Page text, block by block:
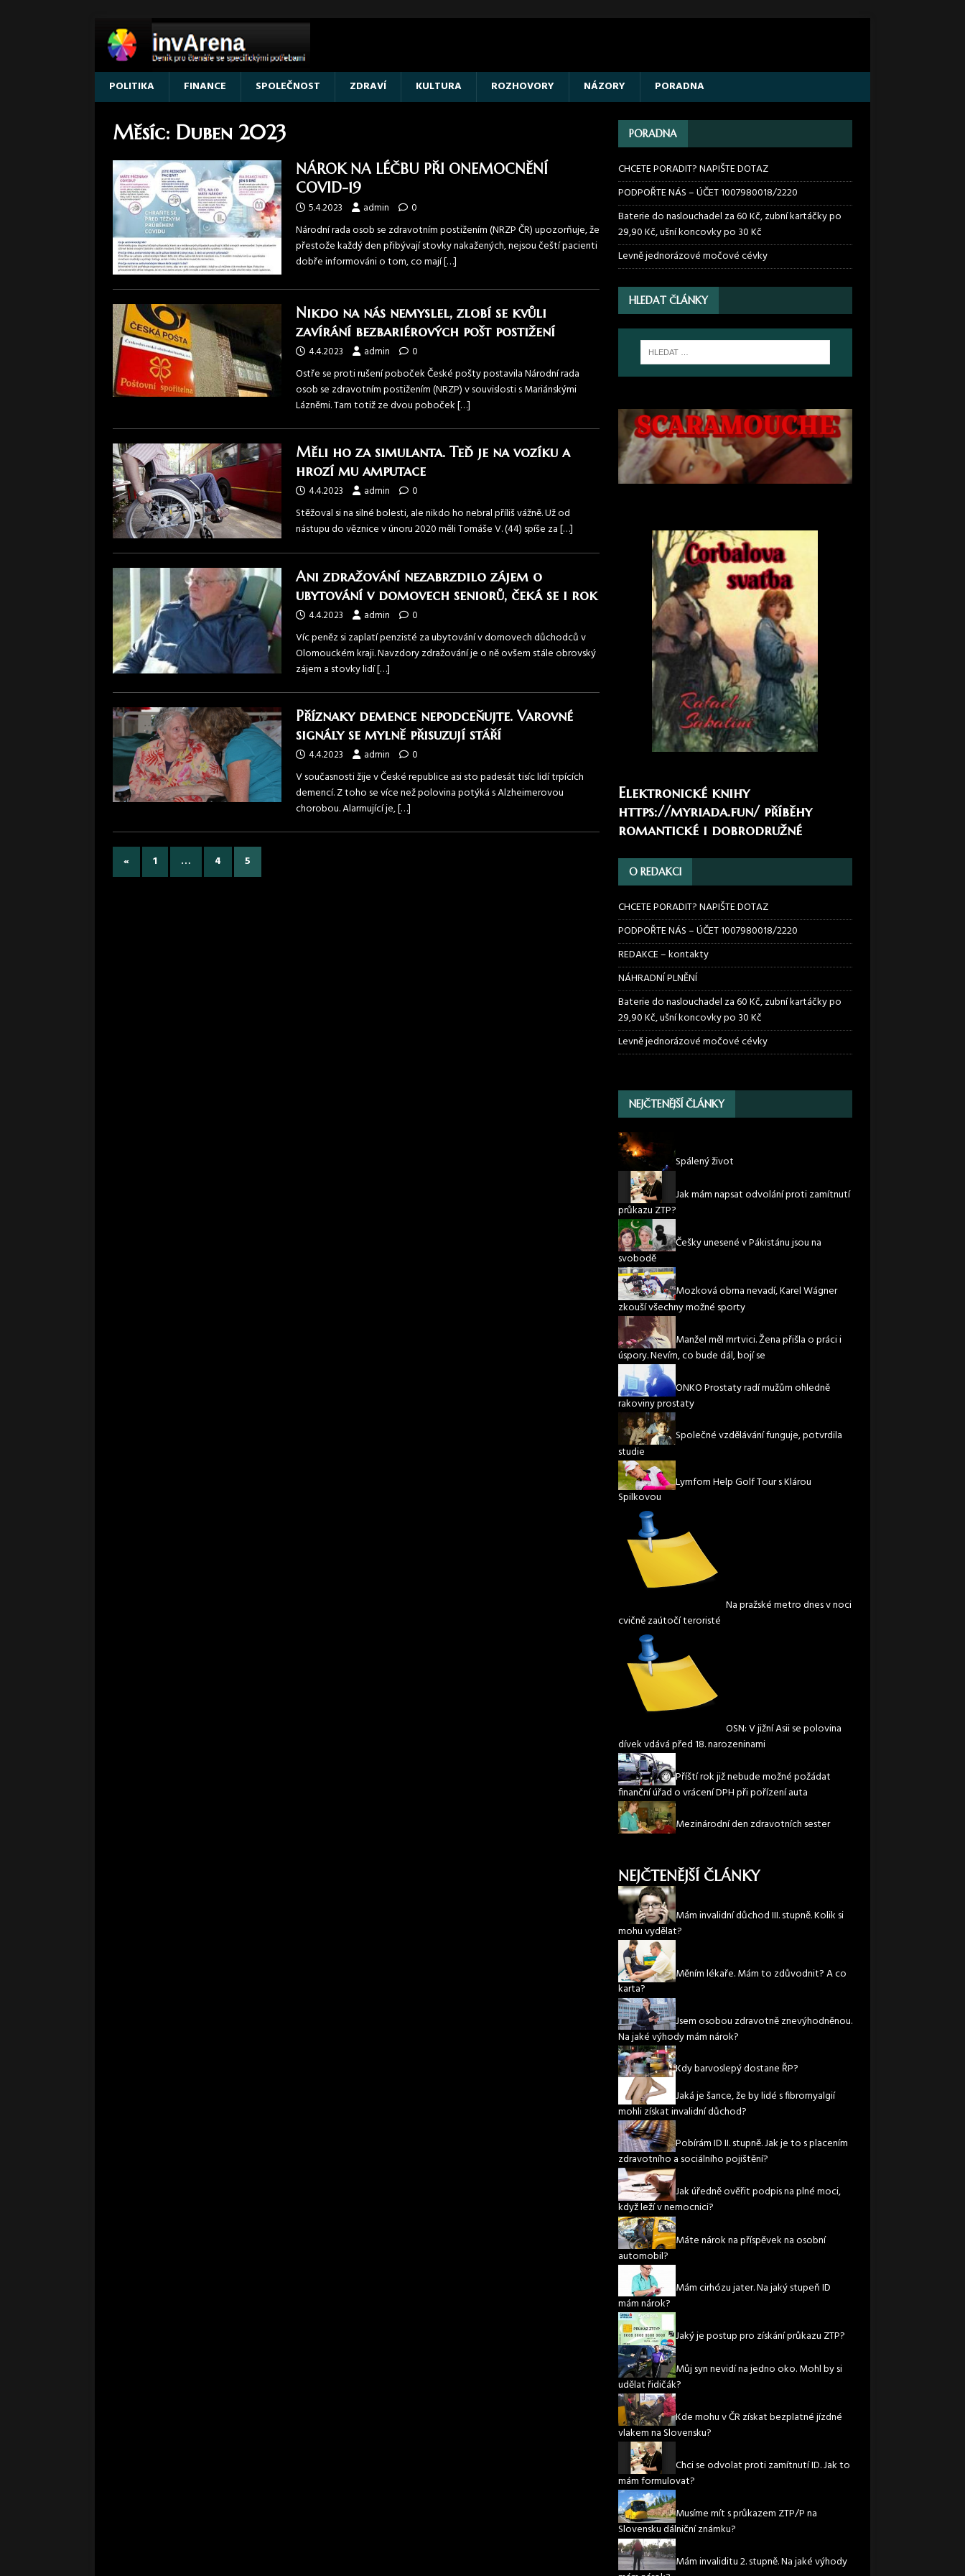
POLITIKA FINANCE SPOLEČNOST ZDRAVÍ KULTURA ROZHOVORY NÁZORY PORADNA
Měsíc: Duben 2023
NÁROK NA LÉČBU PŘI ONEMOCNĚNÍ
COVID-19
5.4.2023 admin 0
Národní rada osob se zdravotním postižením (NRZP ČR) upozorňuje, že
přestože každý den přibývají stovky nakažených, nejsou čeští pacienti
dobře informováni o tom, co mají[…]
Nikdo na nás nemyslel, zlobí se kvůli
zavírání bezbariérových pošt postižení
4.4.2023 admin 0
Ostře se proti rušení poboček České pošty postavila Národní rada
osob se zdravotním postižením (NRZP) v souvislosti s Mariánskými
Lázněmi. Tam totiž ze dvou poboček[…]
Měli ho za simulanta. Teď je na vozíku a
hrozí mu amputace
4.4.2023 admin 0
Stěžoval si na silné bolesti, ale nikdo ho nebral příliš vážně. Už od
nástupu do věznice v únoru 2020 měli Tomáše V. (44) spíše za[…]
Ani zdražování nezabrzdilo zájem o
ubytování v domovech seniorů, čeká se i rok
4.4.2023 admin 0
Víc peněz si zaplatí penzisté za ubytování v domovech důchodců v
Olomouckém kraji. Navzdory zdražování je o ně ovšem stále obrovský
zájem a stovky lidí[…]
Příznaky demence nepodceňujte. Varovné
signály se mylně přisuzují stáří
4.4.2023 admin 0
V současnosti žije v České republice asi sto padesát tisíc lidí trpících
demencí. Z toho se více než polovina potýká s Alzheimerovou
chorobou. Alarmující je,[…]
« 1 … 4 5
PORADNA
CHCETE PORADIT? NAPIŠTE DOTAZ
PODPOŘTE NÁS – ÚČET 1007980018/2220
Baterie do naslouchadel za 60 Kč, zubní kartáčky po
29,90 Kč, ušní koncovky po 30 Kč
Levně jednorázové močové cévky
HLEDAT ČLÁNKY
Elektronické knihy
https://myriada.fun/příběhy
romantické i dobrodružné
O REDAKCI
CHCETE PORADIT? NAPIŠTE DOTAZ
PODPOŘTE NÁS – ÚČET 1007980018/2220
REDAKCE – kontakty
NÁHRADNÍ PLNĚNÍ
Baterie do naslouchadel za 60 Kč, zubní kartáčky po
29,90 Kč, ušní koncovky po 30 Kč
Levně jednorázové močové cévky
NEJČTENĚJŠÍ ČLÁNKY
Spálený život
Jak mám napsat odvolání proti zamítnutí
průkazu ZTP?
Češky unesené v Pákistánu jsou na
svobodě
Mozková obrna nevadí, Karel Wágner
zkouší všechny možné sporty
Manžel měl mrtvici. Žena přišla o práci i
úspory. Nevím, co bude dál, bojí se
ONKO Prostaty radí mužům ohledně
rakoviny prostaty
Společné vzdělávání funguje, potvrdila
studie
Lymfom Help Golf Tour s Klárou
Spilkovou
Na pražské metro dnes v noci
cvičně zaútočí teroristé
OSN: V jižní Asii se polovina
dívek vdává před 18. narozeninami
Příští rok již nebude možné požádat
finanční úřad o vrácení DPH při pořízení auta
Mezinárodní den zdravotních sester
NEJČTENĚJŠÍ ČLÁNKY
Mám invalidní důchod III. stupně. Kolik si
mohu vydělat?
Měním lékaře. Mám to zdůvodnit? A co
karta?
Jsem osobou zdravotně znevýhodněnou.
Na jaké výhody mám nárok?
Kdy barvoslepý dostane ŘP?
Jaká je šance, že by lidé s fibromyalgií
mohli získat invalidní důchod?
Pobírám ID II. stupně. Jak je to s placením
zdravotního a sociálního pojištění?
Jak úředně ověřit podpis na plné moci,
když leží v nemocnici?
Máte nárok na příspěvek na osobní
automobil?
Mám cirhózu jater. Na jaký stupeň ID
mám nárok?
Jaký je postup pro získání průkazu ZTP?
Můj syn nevidí na jedno oko. Mohl by si
udělat řidičák?
Kde mohu v ČR získat bezplatné jízdné
vlakem na Slovensku?
Chci se odvolat proti zamítnutí ID. Jak to
mám formulovat?
Musíme mít s průkazem ZTP/P na
Slovensku dálniční známku?
Mám invaliditu 2. stupně. Na jaké výhody